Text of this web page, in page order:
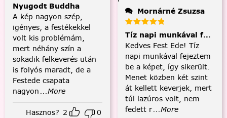
Nyugodt Buddha
A kép nagyon szép,
igényes, a festékekkel
volt kis problémám,
mert néhány szín a
sokadik felkeverés után
is folyós maradt, de a
Festede csapata
nagyon ...More
Hasznos? 2 0
Mornárné Zsuzsa
Tíz napi munkával
Kedves Fest Ede! Tíz
napi munkával fejeztem
be a képet, így sikerült.
Menet közben két szint
át kellett keverjek, mert
túl lazúros volt, nem
fedett r...More